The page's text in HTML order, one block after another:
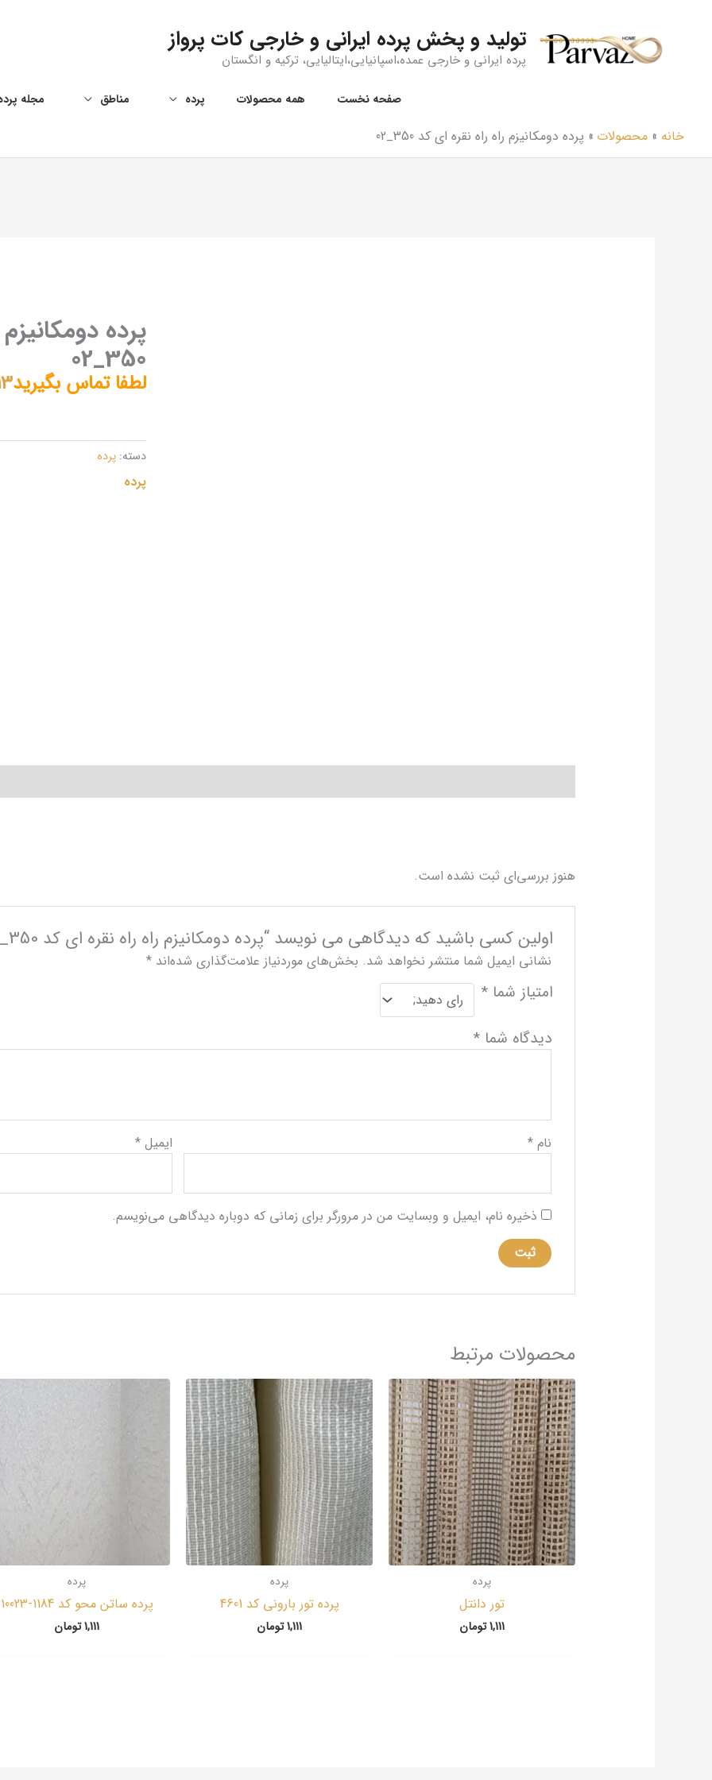
تولید و پخش پرده ایرانی و خارجی کات پرواز
پرده ایرانی و خارجی عمده،اسپانیایی،ایتالیایی، ترکیه و انگستان
صفحه نخست همه‌ محصولات پرده مناطق مجله
خانه محصولات پرده دومکانیزم راه راه نقره ای کد 350_02
پرده
350_02
لطفا تماس بگیرید
دسته: پرده
پرده
هنوز بررسی‌ای ثبت نشده است.
اولین کسی باشید که دیدگاهی می نویسد “پرده دومکانیزم راه راه نقره ای کد 350_02”
نشانی ایمیل شما منتشر نخواهد شد. بخش‌های موردنیاز علامت‌گذاری شده‌اند *
امتیاز شما *
دیدگاه شما *
نام * ایمیل*
ذخیره نام، ایمیل و وبسایت من در مرورگر برای زمانی که دوباره دیدگاهی می‌نویسم.
محصولات مرتبط
پرده
تور دانتل
1,111تومان
پرده
پرده تور بارونی کد 4601
1,111تومان
پرده
پرده ساتن محو کد 1184-10023
1,111تومان